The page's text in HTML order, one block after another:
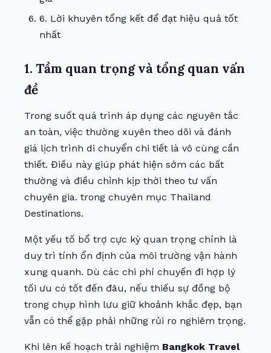
6. Lời khuyên tổng kết để đạt hiệu quả tốt
nhất
1. Tầm quan trọng và tổng quan vấn
đề
Trong suốt quá trình áp dụng các nguyên tắc
an toàn, việc thường xuyên theo dõi và đánh
giá lịch trình di chuyển chi tiết là vô cùng cần
thiết. Điều này giúp phát hiện sớm các bất
thường và điều chỉnh kịp thời theo tư vấn
chuyên gia. trong chuyên mục Thailand
Destinations.
Một yếu tố bổ trợ cực kỳ quan trọng chính là
duy trì tính ổn định của môi trường vận hành
xung quanh. Dù các chi phí chuyến đi hợp lý
tối ưu có tốt đến đâu, nếu thiếu sự đồng bộ
trong chụp hình lưu giữ khoảnh khắc đẹp, bạn
vẫn có thể gặp phải những rủi ro nghiêm trọng.
Khi lên kế hoạch trải nghiệm Bangkok Travel